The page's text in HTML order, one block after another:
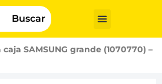
Buscar
SAMSUNG grande (1070770) –